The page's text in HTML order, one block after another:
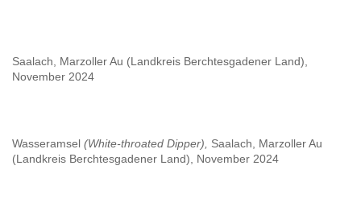
Saalach, Marzoller Au (Landkreis Berchtesgadener Land),
November 2024
Wasseramsel (White-throated Dipper),
Saalach, Marzoller Au
(Landkreis Berchtesgadener Land), November 2024